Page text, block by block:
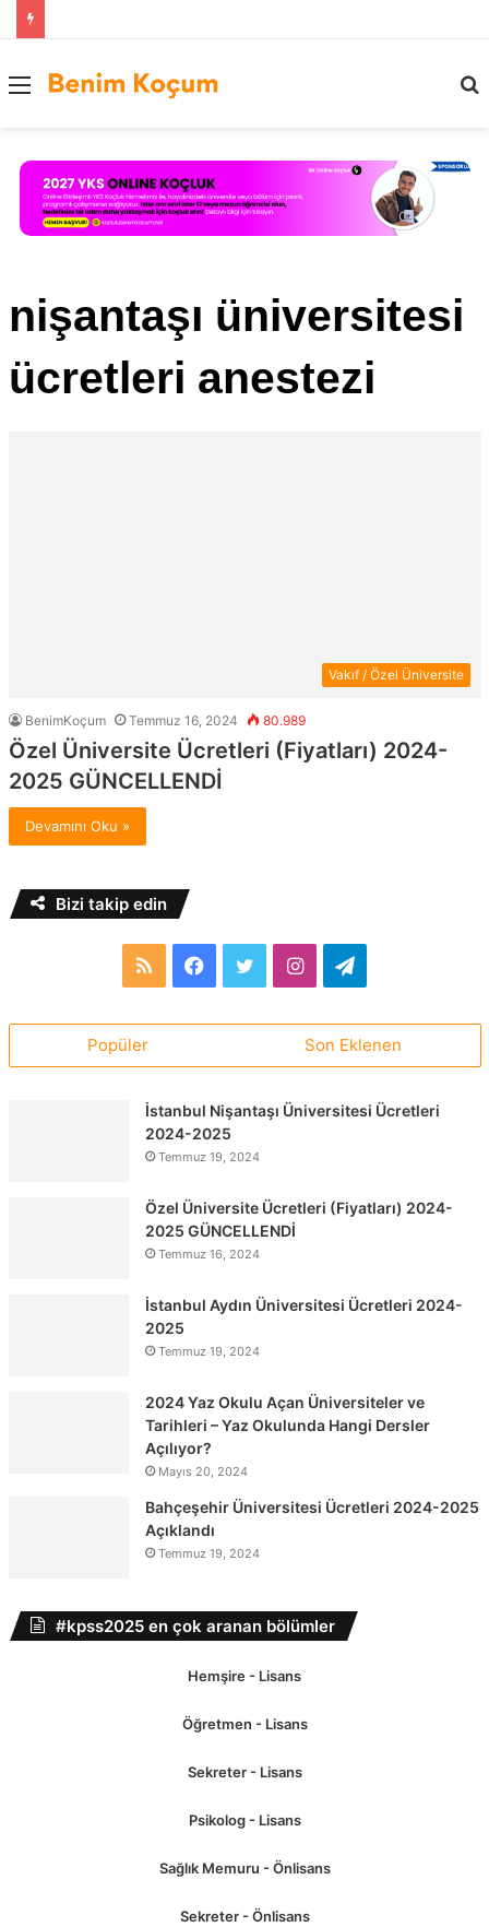
Menü
nişantaşı üniversitesi
ücretleri anestezi
Vakıf / Özel Üniversite
BenimKoçum Temmuz 16, 2024 80.989
Özel Üniversite Ücretleri (Fiyatları) 2024-
2025 GÜNCELLENDİ
Devamını Oku »
Bizi takip edin
RSS Facebook
TwitterInstagramTelegram
Popüler Son Eklenen
İstanbul Nişantaşı Üniversitesi Ücretleri
2024-2025
Temmuz 19, 2024
Özel Üniversite Ücretleri (Fiyatları) 2024-
2025 GÜNCELLENDİ
Temmuz 16, 2024
İstanbul Aydın Üniversitesi Ücretleri 2024-
2025
Temmuz 19, 2024
2024 Yaz Okulu Açan Üniversiteler ve
Tarihleri – Yaz Okulunda Hangi Dersler
Açılıyor?
Mayıs 20, 2024
Bahçeşehir Üniversitesi Ücretleri 2024-2025
Açıklandı
Temmuz 19, 2024
#kpss2025 en çok aranan bölümler
Hemşire - Lisans
Öğretmen - Lisans
Sekreter - Lisans
Psikolog - Lisans
Sağlık Memuru - Önlisans
Sekreter - Önlisans